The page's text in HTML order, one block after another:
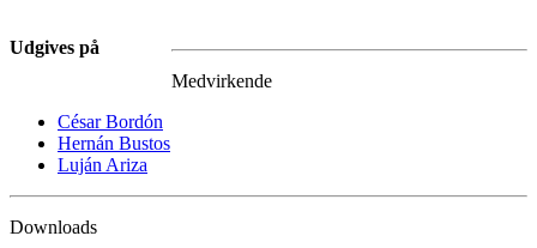
Udgives på
Medvirkende
César Bordón
Hernán Bustos
Luján Ariza
Downloads